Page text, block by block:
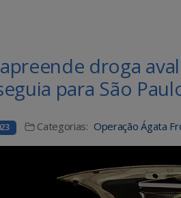
droga
para São
Categorias: Operação Ágata